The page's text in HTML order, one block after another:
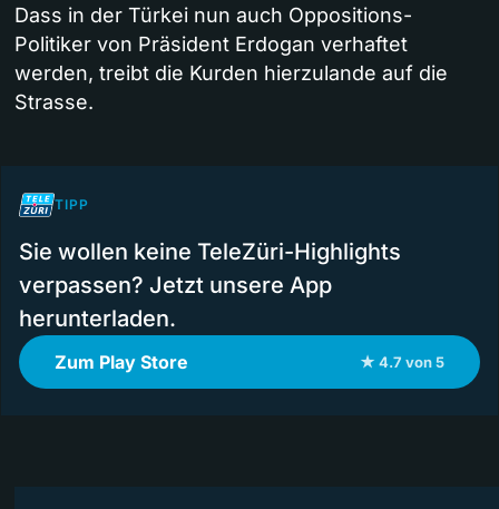
Dass in der Türkei nun auch Oppositions-
Politiker von Präsident Erdogan verhaftet
werden, treibt die Kurden hierzulande auf die
Strasse.
TIPP
Sie wollen keine TeleZüri-Highlights
verpassen? Jetzt unsere App
herunterladen.
Zum Play Store ★ 4.7 von 5